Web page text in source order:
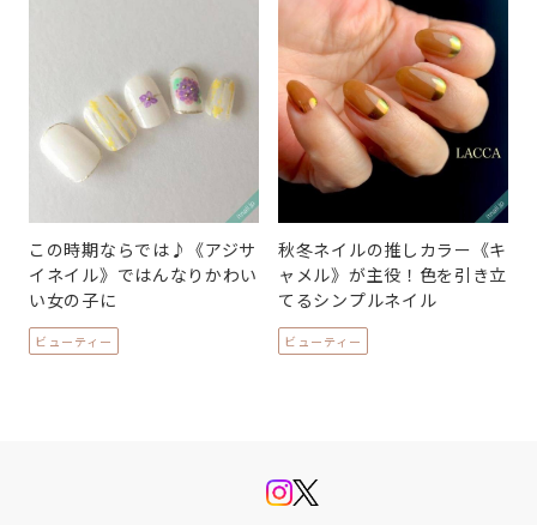
この時期ならでは♪《アジサ
イネイル》ではんなりかわい
い女の子に
ビューティー
秋冬ネイルの推しカラー《キ
ャメル》が主役！色を引き立
てるシンプルネイル
ビューティー